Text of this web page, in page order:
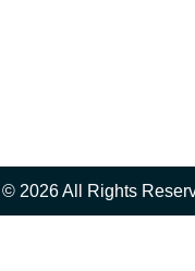
© 2026 All Rights